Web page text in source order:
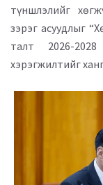
түншлэлийг
зэрэг асуудлыг
талт 2026-
хэрэгжилтийг